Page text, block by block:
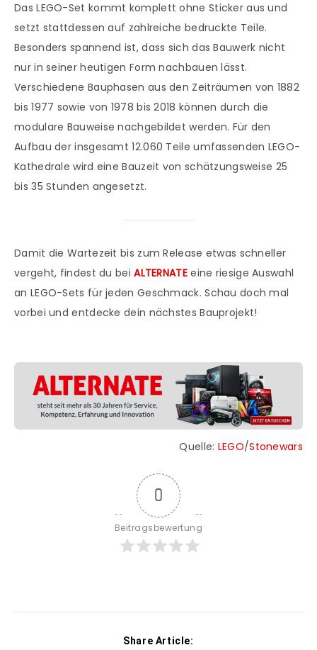
Das LEGO-Set kommt komplett ohne Sticker aus und
setzt stattdessen auf zahlreiche bedruckte Teile.
Besonders spannend ist, dass sich das Bauwerk nicht
nur in seiner heutigen Form nachbauen lässt.
Verschiedene Bauphasen aus den Zeiträumen von 1882
bis 1977 sowie von 1978 bis 2018 können durch die
modulare Bauweise nachgebildet werden. Für den
Aufbau der insgesamt 12.060 Teile umfassenden LEGO-
Kathedrale wird eine Bauzeit von schätzungsweise 25
bis 35 Stunden angesetzt.
Damit die Wartezeit bis zum Release etwas schneller
vergeht, findest du beiALTERNATE eine riesige Auswahl
an LEGO-Sets für jeden Geschmack. Schau doch mal
vorbei und entdecke dein nächstes Bauprojekt!
Quelle: LEGO/Stonewars
0
Beitragsbewertung
Share Article: